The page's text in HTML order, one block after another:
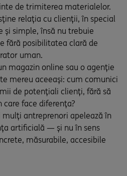
de trimiterea materialelor.
relația cu clienții, în special
simple, însă nu trebuie
fără posibilitatea clară de
uman.
magazin online sau o agenție
mereu aceeași: cum comunici
de potențiali clienți, fără să
face diferența?
mulți antreprenori apelează în
artificială — și nu în sens
măsurabile, accesibile